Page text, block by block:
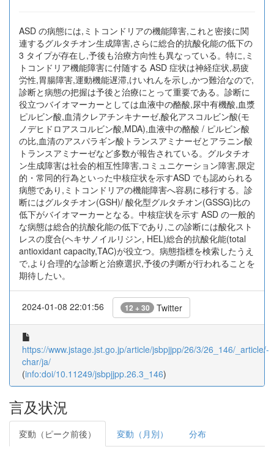
ASD の病態には,ミトコンドリアの機能障害,これと密接に関
連するグルタチオン生成障害,さらに総合的抗酸化能の低下の
3 タイプが存在し,予後も治療方向性も異なっている。特に,ミ
トコンドリア機能障害に付随する ASD 症状は神経症状,易疲
労性,胃腸障害,運動機能遅滞,けいれんを示し,かつ難治なので,
診断と病態の把握は予後と治療にとって重要である。診断に
役立つバイオマーカーとしては血液中の酪酸,尿中有機酸,血漿
ピルビン酸,血清クレアチンキナーゼ,酸化アスコルビン酸(モ
ノデヒドロアスコルビン酸,MDA),血液中の酪酸 / ピルビン酸
の比,血清のアスパラギン酸トランスアミナーゼとアラニン酸
トランスアミナーゼなど多数が報告されている。グルタチオ
ン生成障害は社会的相互性障害,コミュニケーション障害,限定
的・常同的行為といった中核症状を示すASD でも認められる
病態であり,ミトコンドリアの機能障害へ容易に移行する。診
断にはグルタチオン(GSH)/ 酸化型グルタチオン(GSSG)比の
低下がバイオマーカーとなる。中核症状を示す ASD の一般的
な病態は総合的抗酸化能の低下であり,この診断には酸化スト
レスの度合(ヘキサノイルリジン, HEL)総合的抗酸化能(total
antioxidant capacity,TAC)が役立つ。病態指標を検索したうえ
で,より合理的な診断と治療選択,予後の判断が行われることを
期待したい。
2024-01-08 22:01:56 12 + 30 Twitter
https://www.jstage.jst.go.jp/article/jsbpjjpp/26/3/26_146/_article/-
char/ja/
(info:doi/10.11249/jsbpjjpp.26.3_146)
言及状況
変動（ピーク前後） 変動（月別） 分布